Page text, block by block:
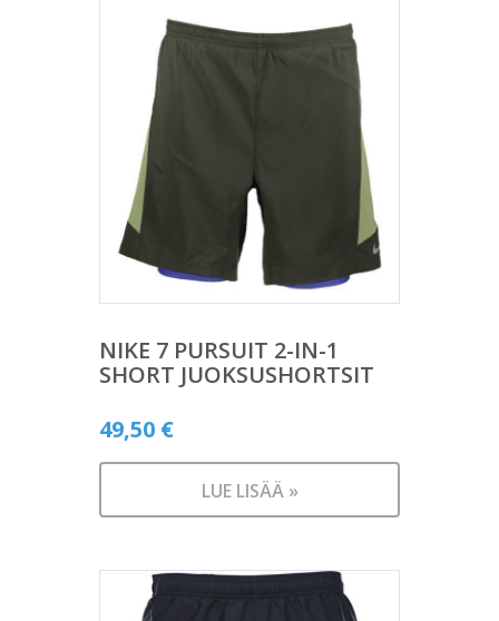
NIKE 7 PURSUIT 2-IN-1
SHORT JUOKSUSHORTSIT
49,50 €
LUE LISÄÄ »